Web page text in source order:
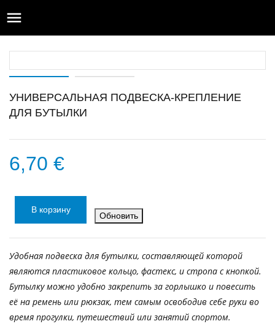

УНИВЕРСАЛЬНАЯ ПОДВЕСКА-КРЕПЛЕНИЕ
ДЛЯ БУТЫЛКИ
6,70 €
В корзину
Удобная подвеска для бутылки, составляющей которой
являются пластиковое кольцо, фастекс, и стропа с кнопкой.
Бутылку можно удобно закрепить за горлышко и повесить
её на ремень или рюкзак, тем самым освободив себе руки во
время прогулки, путешествий или занятий спортом.